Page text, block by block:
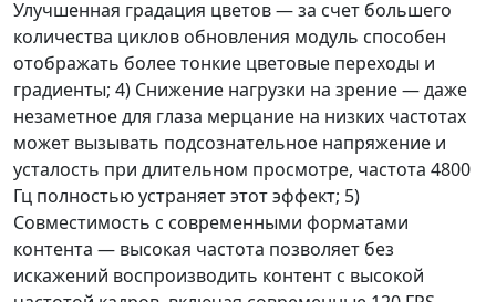
Улучшенная градация цветов — за счет большего
количества циклов обновления модуль способен
отображать более тонкие цветовые переходы и
градиенты; 4) Снижение нагрузки на зрение — даже
незаметное для глаза мерцание на низких частотах
может вызывать подсознательное напряжение и
усталость при длительном просмотре, частота 4800
Гц полностью устраняет этот эффект; 5)
Совместимость с современными форматами
контента — высокая частота позволяет без
искажений воспроизводить контент с высокой